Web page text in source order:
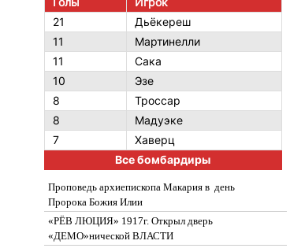
21
Дьёкереш
11
Мартинелли
11
Сака
10
Эзе
8
Троссар
8
Мадуэке
7
Хаверц
Все бомбардиры
Проповедь архиепископа Макария в день
Пророка Божия Илии
«РЁВ ЛЮЦИЯ» 1917г. Открыл дверь
«ДЕМО»нической ВЛАСТИ